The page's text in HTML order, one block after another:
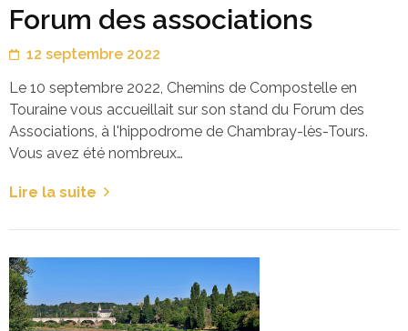
Forum des associations
12 septembre 2022
Le 10 septembre 2022, Chemins de Compostelle en
Touraine vous accueillait sur son stand du Forum des
Associations, à l'hippodrome de Chambray-lès-Tours.
Vous avez été nombreux…
Lire la suite